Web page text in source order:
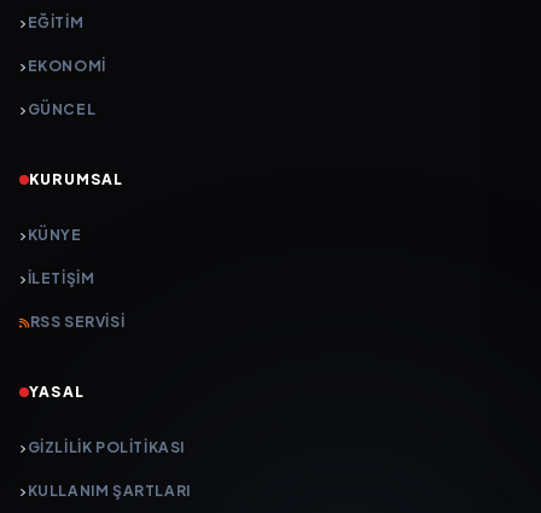
EĞİTİM
EKONOMİ
GÜNCEL
KURUMSAL
KÜNYE
İLETIŞIM
RSS SERVISI
YASAL
GIZLILIK POLITIKASI
KULLANIM ŞARTLARI